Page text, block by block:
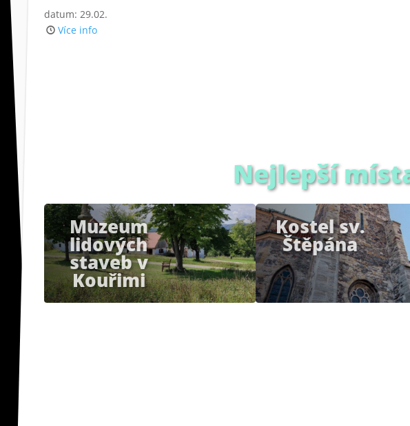
datum: 29.02.
Více info
Nejlepší
Muzeum
lidových
staveb v
Kouřimi
Kostel sv.
Štěpána